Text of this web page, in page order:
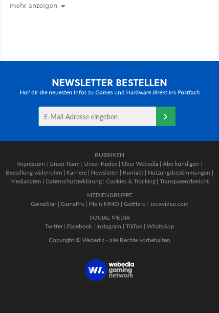
mehr anzeigen
NEWSLETTER BESTELLEN
Hol' dir die neuesten Infos zu Games und Hardware direkt ins Postfach
RUBRIKEN
Impressum | Unser Team | Unser Kodex | Über Webedia | Abo kündigen |
Bestellung widerrufen | Karriere | Newsletter | Kontakt | Nutzungsbestimmungen |
Mediadaten | Datenschutzerklärung | Cookies & Tracking | Transparenzbericht
MEDIENGRUPPE
GameStar| GamePro | Mein MMO | GetHero | Jeuxvideo.com
SOCIAL MEDIA
Twitter | Facebook | Instagram | TikTok | WhatsApp
Copyright © Webedia - alle Rechte vorbehalten